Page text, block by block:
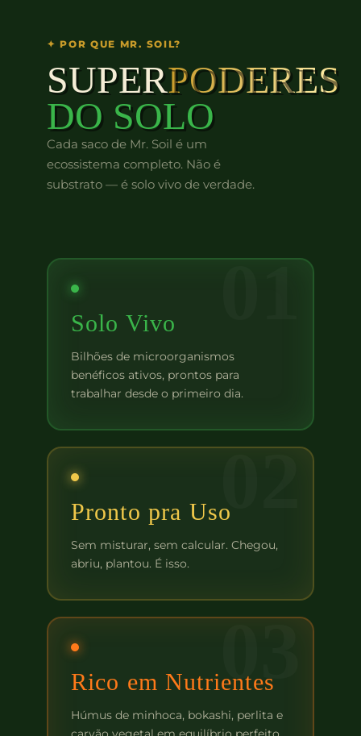
✦ POR QUE MR. SOIL?
SUPERPODERES
DO SOLO
Cada saco de Mr. Soil é um
ecossistema completo. Não é
substrato — é solo vivo de verdade.
Solo Vivo
Bilhões de microorganismos
benéficos ativos, prontos para
trabalhar desde o primeiro dia.
Pronto pra Uso
Sem misturar, sem calcular. Chegou,
abriu, plantou. É isso.
03
Rico em Nutrientes
Húmus de minhoca, bokashi, perlita e